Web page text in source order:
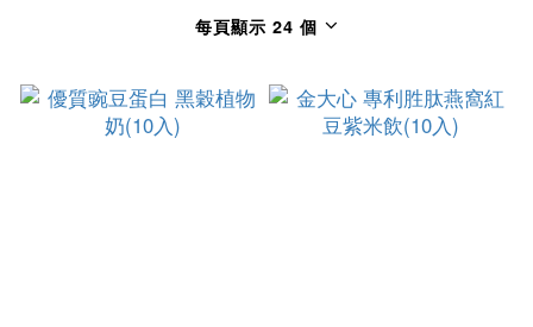
每頁顯示 24 個